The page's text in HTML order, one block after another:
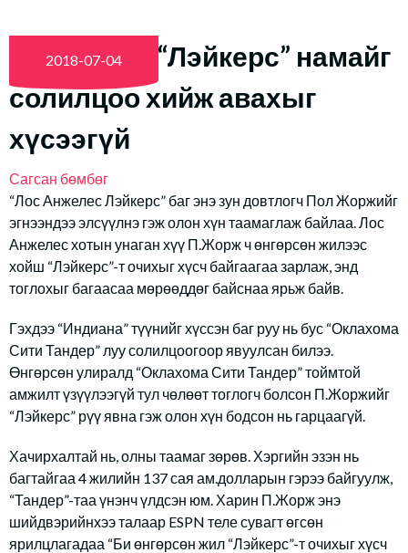
Пол Жорж: “Лэйкерс” намайг
солилцоо хийж авахыг
хүсээгүй
Сагсан бөмбөг
2018-07-04
“Лос Анжелес Лэйкерс” баг энэ зун довтлогч Пол Жоржийг
эгнээндээ элсүүлнэ гэж олон хүн таамаглаж байлаа. Лос
Анжелес хотын унаган хүү П.Жорж ч өнгөрсөн жилээс
хойш “Лэйкерс”-т очихыг хүсч байгаагаа зарлаж, энд
тоглохыг багаасаа мөрөөддөг байснаа ярьж байв.
Гэхдээ “Индиана” түүнийг хүссэн баг руу нь бус “Оклахома
Сити Тандер” луу солилцоогоор явуулсан билээ.
Өнгөрсөн улиралд “Оклахома Сити Тандер” тоймтой
амжилт үзүүлээгүй тул чөлөөт тоглогч болсон П.Жоржийг
“Лэйкерс” рүү явна гэж олон хүн бодсон нь гарцаагүй.
Хачирхалтай нь, олны таамаг зөрөв. Хэргийн эзэн нь
багтайгаа 4 жилийн 137 сая ам.долларын гэрээ байгуулж,
“Тандер”-таа үнэнч үлдсэн юм. Харин П.Жорж энэ
шийдвэрийнхээ талаар ESPN теле сувагт өгсөн
ярилцлагадаа “Би өнгөрсөн жил “Лэйкерс”-т очихыг хүсч